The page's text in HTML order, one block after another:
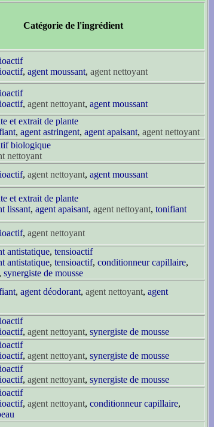
Catégorie de l'ingrédient
, agent moussant, agent nettoyant
, agent nettoyant, agent moussant
et extrait de plante
, agent astringent, agent apaisant, agent nettoyant
biologique
nettoyant
, agent nettoyant, agent moussant
et extrait de plante
lissant, agent apaisant, agent nettoyant, tonifiant
, agent nettoyant
antistatique, tensioactif
antistatique, tensioactif, conditionneur capillaire,
, synergiste de mousse
, agent déodorant, agent nettoyant, agent
, agent nettoyant, synergiste de mousse
, agent nettoyant, synergiste de mousse
, agent nettoyant, synergiste de mousse
, agent nettoyant, conditionneur capillaire,